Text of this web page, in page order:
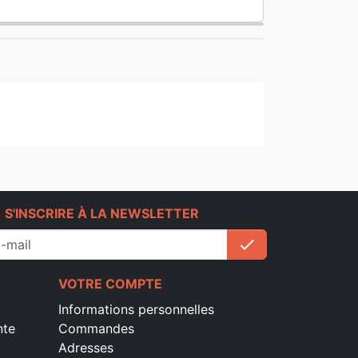
S'INSCRIRE À LA NEWSLETTER
check
VOTRE COMPTE
Informations personnelles
Commandes
Adresses